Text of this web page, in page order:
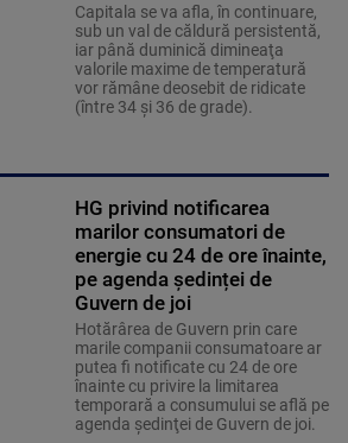
Capitala se va afla, în continuare,
sub un val de căldură persistentă,
iar până duminică dimineaţa
valorile maxime de temperatură
vor rămâne deosebit de ridicate
(între 34 şi 36 de grade).
HG privind notificarea
marilor consumatori de
energie cu 24 de ore înainte,
pe agenda ședinței de
Guvern de joi
Hotărârea de Guvern prin care
marile companii consumatoare ar
putea fi notificate cu 24 de ore
înainte cu privire la limitarea
temporară a consumului se află pe
agenda şedinţei de Guvern de joi.